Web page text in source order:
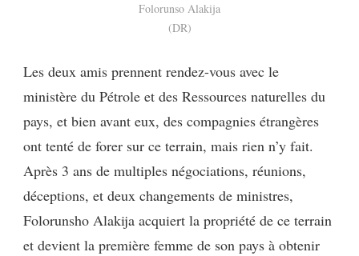
Folorunso Alakija
(DR)
Les deux amis prennent rendez-vous avec le
ministère du Pétrole et des Ressources naturelles du
pays, et bien avant eux, des compagnies étrangères
ont tenté de forer sur ce terrain, mais rien n’y fait.
Après 3 ans de multiples négociations, réunions,
déceptions, et deux changements de ministres,
Folorunsho Alakija acquiert la propriété de ce terrain
et devient la première femme de son pays à obtenir